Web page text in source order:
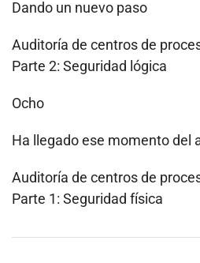
Dando un nuevo paso
Auditoría de centros de
Parte 2: Seguridad lógica
Ocho
Ha llegado ese momento del
Auditoría de centros de
Parte 1: Seguridad física